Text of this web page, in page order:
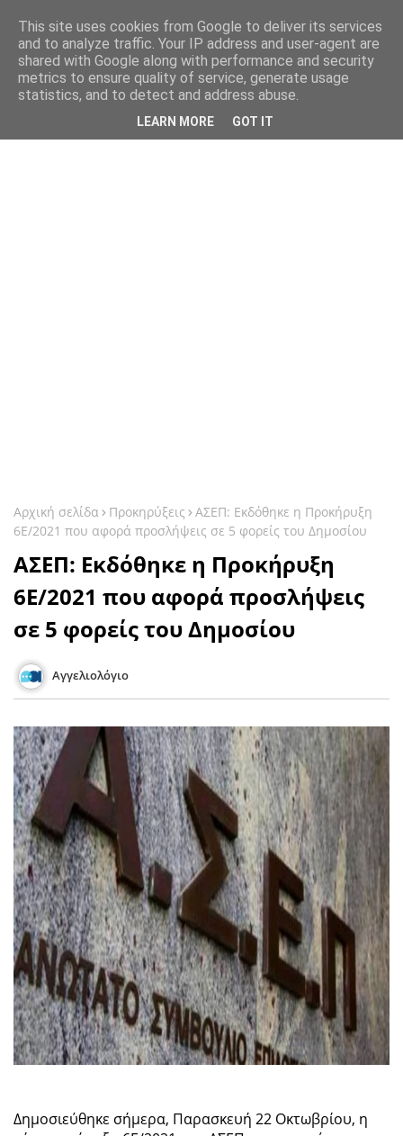
Αρχική σελίδα Προκηρύξεις
ΑΣΕΠ: Εκδόθηκε η Προκήρυξη
6Ε/2021 που αφορά προσλήψεις σε 5 φορείς του Δημοσίου
ΑΣΕΠ: Εκδόθηκε η Προκήρυξη
6Ε/2021 που αφορά προσλήψεις
σε 5 φορείς του Δημοσίου
Αγγελιολόγιο
Δημοσιεύθηκε σήμερα, Παρασκευή 22 Οκτωβρίου, η
This site uses cookies from Google to deliver its services
and to analyze traffic. Your IP address and user-agent are
shared with Google along with performance and security
metrics to ensure quality of service, generate usage
statistics, and to detect and address abuse.
LEARN MORE GOT IT